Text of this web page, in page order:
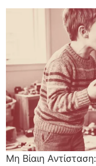
Μη Βίαιη